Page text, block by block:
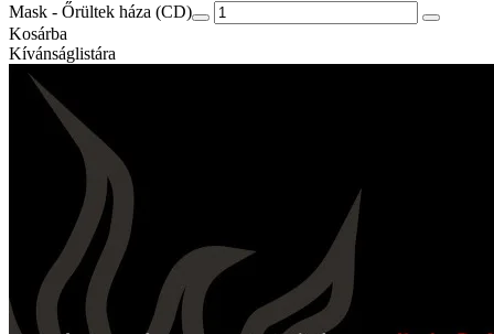
Mask - Őrültek háza (CD)
Kosárba
Kívánságlistára